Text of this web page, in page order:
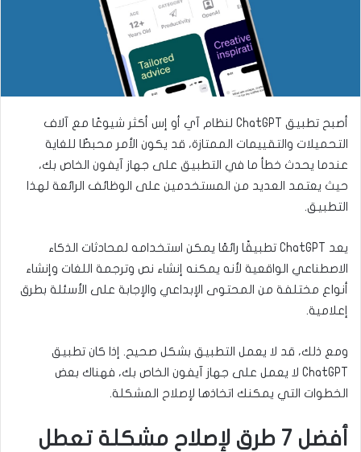
و
ي
ا
إ
ك
ر
و
أصبح تطبيق ChatGPT لنظام آي أو إس أكثر شيوعًا مع آلاف
التحميلات والتقييمات الممتازة، قد يكون الأمر محبطًا للغاية
عندما يحدث خطأ ما في التطبيق على جهاز آيفون الخاص بك،
حيث يعتمد العديد من المستخدمين على الوظائف الرائعة لهذا
التطبيق.
يعد ChatGPT تطبيقًا رائعًا يمكن استخدامه لمحادثات الذكاء
الاصطناعي الواقعية لأنه يمكنه إنشاء نص وترجمة اللغات وإنشاء
أنواع مختلفة من المحتوى الإبداعي والإجابة على الأسئلة بطرق
إعلامية.
ومع ذلك، قد لا يعمل التطبيق بشكل صحيح. إذا كان تطبيق
ChatGPT لا يعمل على جهاز آيفون الخاص بك، فهناك بعض
الخطوات التي يمكنك اتخاذها لإصلاح المشكلة.
أفضل 7 طرق لإصلاح مشكلة تعطل